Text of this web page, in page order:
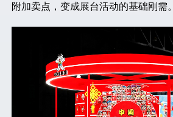
附加卖点，变成展台活动的基础刚需。